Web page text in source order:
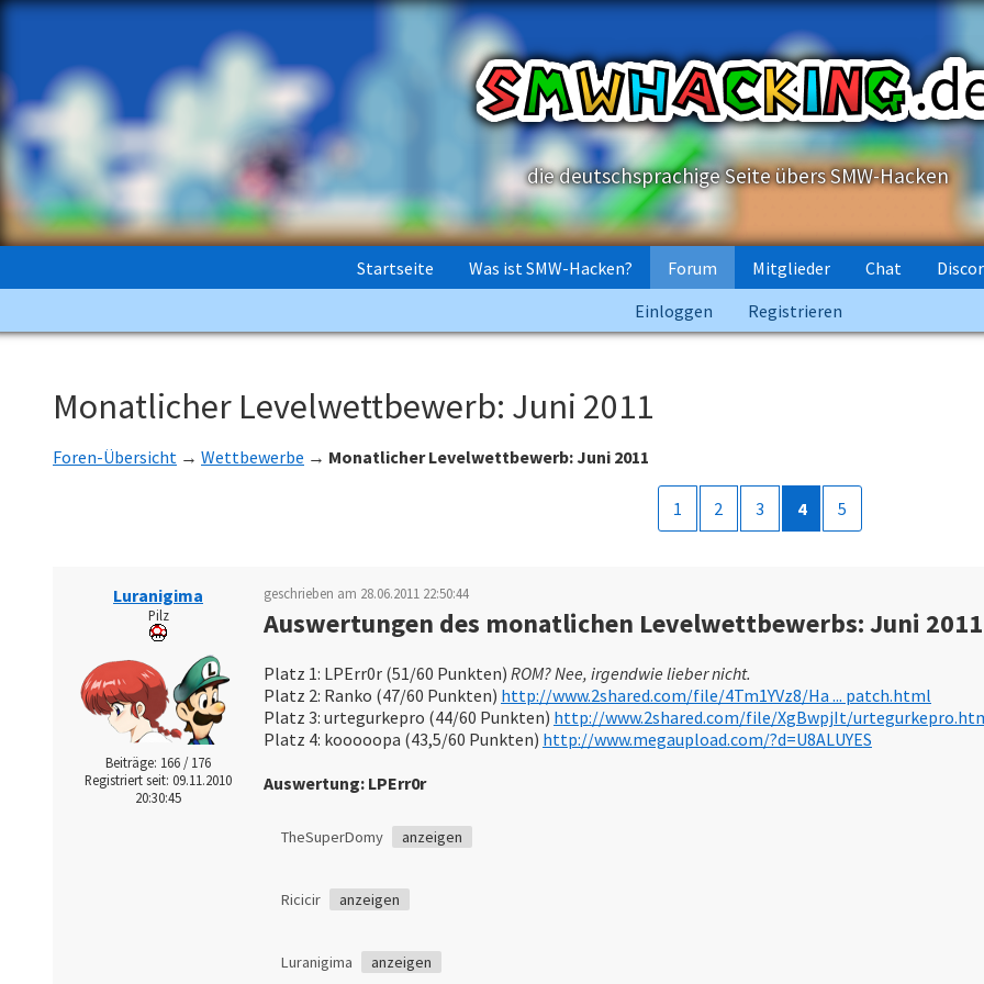
die deutschsprachige Seite übers SMW-Hacken
Startseite Was ist SMW-Hacken? Forum Mitglieder Chat
Einloggen
Registrieren
Monatlicher Levelwettbewerb: Juni 2011
Foren-Übersicht → Wettbewerbe → Monatlicher Levelwettbewerb: Juni 2011
1 2 3 4 5
Luranigima
Pilz
Beiträge: 166 / 176
Registriert seit: 09.11.2010
20:30:45
geschrieben am 28.06.2011 22:50:44
Auswertungen des monatlichen Levelwettbewerbs: Juni 2011
Platz 1: LPErr0r (51/60 Punkten) ROM? Nee, irgendwie lieber nicht.
Platz 2: Ranko (47/60 Punkten) http://www.2shared.com/file/4Tm1YVz8/Ha ... patch.html
Platz 3: urtegurkepro (44/60 Punkten) http://www.2shared.com/file/XgBwpjIt/
Platz 4: kooooopa (43,5/60 Punkten) http://www.megaupload.com/?d=U8ALUYES
Auswertung: LPErr0r
TheSuperDomy anzeigen
Ricicir anzeigen
Luranigima anzeigen